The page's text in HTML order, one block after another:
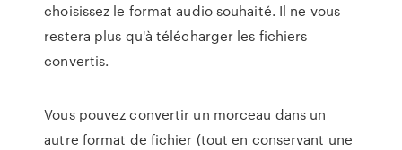
choisissez le format audio souhaité. Il ne vous
restera plus qu'à télécharger les fichiers
convertis.
Vous pouvez convertir un morceau dans un
autre format de fichier (tout en conservant une